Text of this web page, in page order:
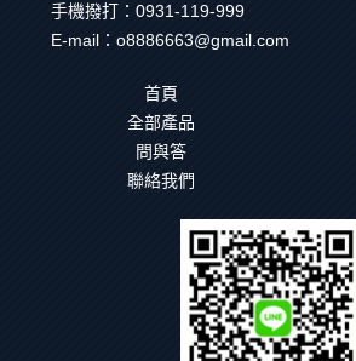
手機撥打：0931-119-999
E-mail：o8886663@gmail.com
首頁
全部產品
問與答
聯絡我們